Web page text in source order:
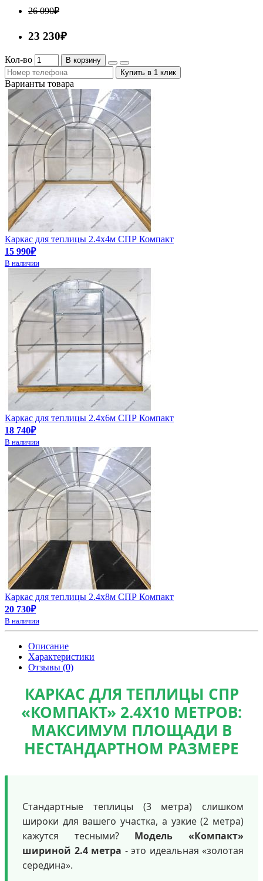
26 090₽
23 230₽
Кол-во
В корзину
Купить в 1 клик
Варианты товара
Каркас для теплицы 2.4х4м СПР Компакт
15 990₽
В наличии
Каркас для теплицы 2.4х6м СПР Компакт
18 740₽
В наличии
Каркас для теплицы 2.4х8м СПР Компакт
20 730₽
В наличии
Описание
Характеристики
Отзывы (0)
КАРКАС ДЛЯ ТЕПЛИЦЫ СПР
«КОМПАКТ» 2.4Х10 МЕТРОВ:
МАКСИМУМ ПЛОЩАДИ В
НЕСТАНДАРТНОМ РАЗМЕРЕ
Стандартные теплицы (3 метра) слишком
широки для вашего участка, а узкие (2 метра)
кажутся тесными? Модель «Компакт»
шириной 2.4 метра - это идеальная «золотая
середина».